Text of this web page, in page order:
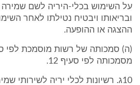
על השימוש בכלי-היריה לשם שמירה
ובריאותו ויבטיח נטילתו לאחר
ההצגה או ההופעה.
(ה) סמכותה של רשות מוסמכת לפי
מסמכותה לפי סעיף 12.
10ג. רשיונות לכלי יריה לשירותי